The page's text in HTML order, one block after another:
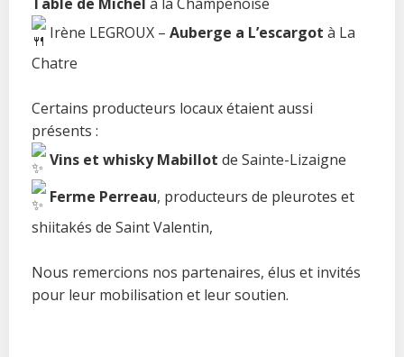
Irène LEGROUX – Auberge a L’escargot à La
Chatre
Certains producteurs locaux étaient aussi
présents :
Vins et whisky Mabillot de Sainte-Lizaigne
Ferme Perreau, producteurs de pleurotes et
shiitakés de Saint Valentin,
Nous remercions nos partenaires, élus et invités
pour leur mobilisation et leur soutien.